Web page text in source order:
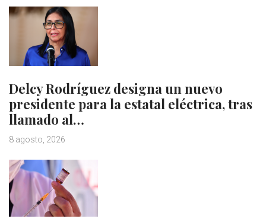
Delcy Rodríguez designa un nuevo
presidente para la estatal eléctrica, tras
llamado al…
8 agosto, 2026